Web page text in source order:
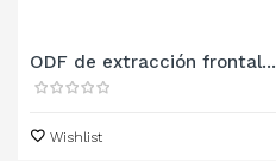
ODF de extracción frontal...
Wishlist